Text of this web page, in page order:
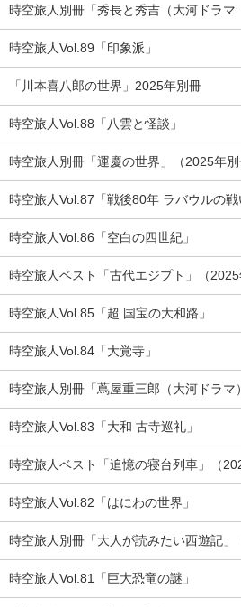
時空旅人別冊「秀長と秀吉（大河ドラマ
時空旅人Vol.89「印象派」
「川本喜八郎の世界」2025年別冊
時空旅人Vol.88「八雲と怪談」
時空旅人別冊「運慶の世界」（2025年別
時空旅人Vol.87「戦後80年 ラバウルの戦
時空旅人Vol.86「空白の四世紀」
時空旅人ベスト「古代エジプト」（2025
時空旅人Vol.85「超 国宝の大和路」
時空旅人Vol.84「大覚寺」
時空旅人別冊「蔦屋重三郎（大河ドラマ
時空旅人Vol.83「大和 古寺巡礼」
時空旅人ベスト「追憶の寝台列車」（
時空旅人Vol.82「はにわの世界」
時空旅人別冊「大人が読みたい西遊記」
時空旅人Vol.81「巨大恐竜の謎」